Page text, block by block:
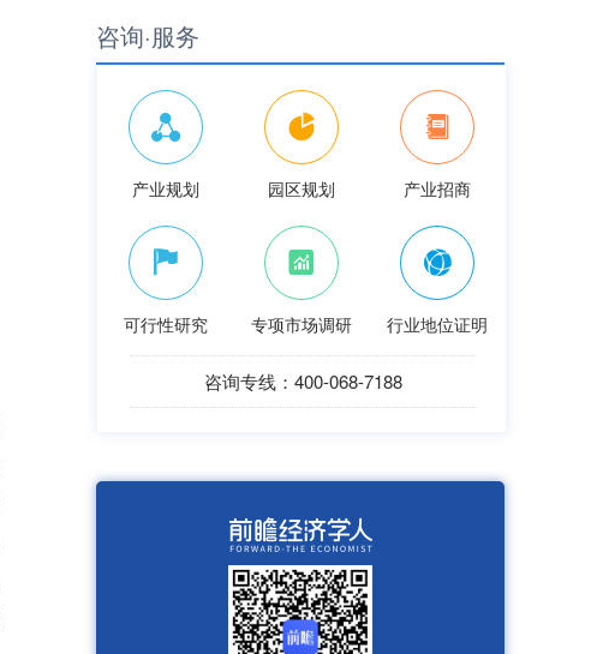
咨询·服务
产业规划 园区规划 产业招商
可行性研究 专项市场调研 行业地位证明
咨询专线：400-068-7188